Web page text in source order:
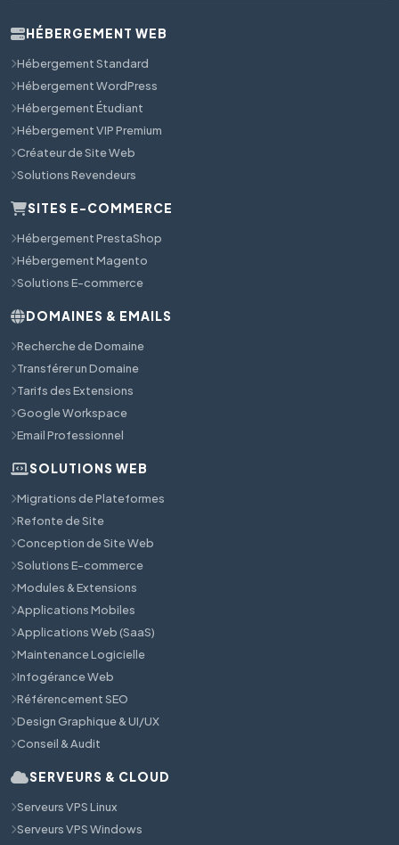
HÉBERGEMENT WEB
Hébergement Standard
Hébergement WordPress
Hébergement Étudiant
Hébergement VIP Premium
Créateur de Site Web
Solutions Revendeurs
SITES E-COMMERCE
Hébergement PrestaShop
Hébergement Magento
Solutions E-commerce
DOMAINES & EMAILS
Recherche de Domaine
Transférer un Domaine
Tarifs des Extensions
Google Workspace
Email Professionnel
SOLUTIONS WEB
Migrations de Plateformes
Refonte de Site
Conception de Site Web
Solutions E-commerce
Modules & Extensions
Applications Mobiles
Applications Web (SaaS)
Maintenance Logicielle
Infogérance Web
Référencement SEO
Design Graphique & UI/UX
Conseil & Audit
SERVEURS & CLOUD
Serveurs VPS Linux
Serveurs VPS Windows